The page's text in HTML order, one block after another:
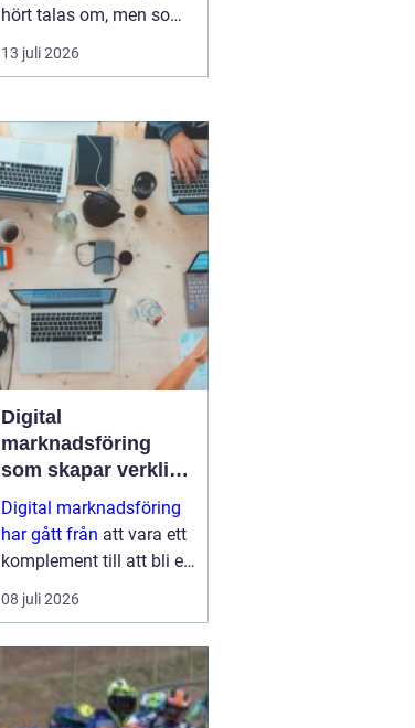
hört talas om, men som
färre har funderat
igenom strategiskt. Med
och ofta symmetriskt
telefonnummer kan
både företag och
privatpersoner göra
kommuni...
13 juli 2026
Digital
marknadsföring
som skapar verkliga
resultat
Digital marknadsföring
har gått från att vara ett
komplement till att bli en
central del i hur företag
växer, bygger förtroende
08 juli 2026